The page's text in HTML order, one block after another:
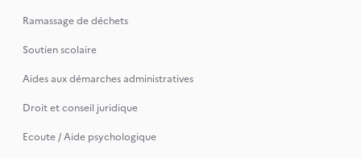
Ramassage de déchets
Soutien scolaire
Aides aux démarches administratives
Droit et conseil juridique
Ecoute / Aide psychologique